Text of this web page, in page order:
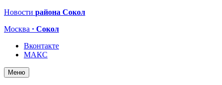
Новости района Сокол
Москва · Сокол
Вконтакте
МАКС
Меню